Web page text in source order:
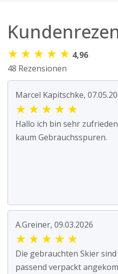
★ ★ ★ ★ ★ 4,96
48 Rezensionen
Marcel Kapitschke,
★ ★ ★ ★ ★
Hallo ich bin sehr
kaum Gebrauchsspuren.
A.Greiner, 09.03.2026
★ ★ ★ ★ ★
Die gebrauchten Skier
passend verpackt